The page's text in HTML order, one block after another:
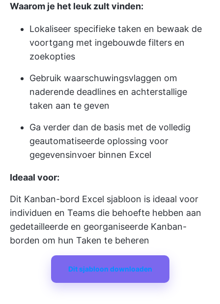
Waarom je het leuk zult vinden:
Lokaliseer specifieke taken en bewaak de
voortgang met ingebouwde filters en
zoekopties
Gebruik waarschuwingsvlaggen om
naderende deadlines en achterstallige
taken aan te geven
Ga verder dan de basis met de volledig
geautomatiseerde oplossing voor
gegevensinvoer binnen Excel
Ideaal voor:
Dit Kanban-bord Excel sjabloon is ideaal voor
individuen en Teams die behoefte hebben aan
gedetailleerde en georganiseerde Kanban-
borden om hun Taken te beheren
Dit sjabloon downloaden